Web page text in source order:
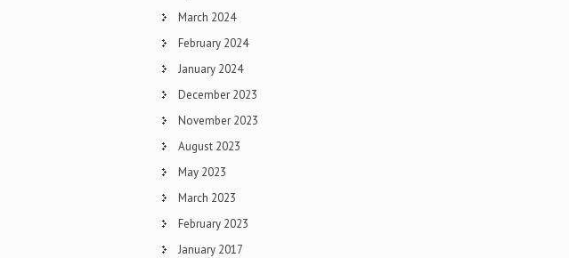
March 2024
February 2024
January 2024
December 2023
November 2023
August 2023
May 2023
March 2023
February 2023
January 2017